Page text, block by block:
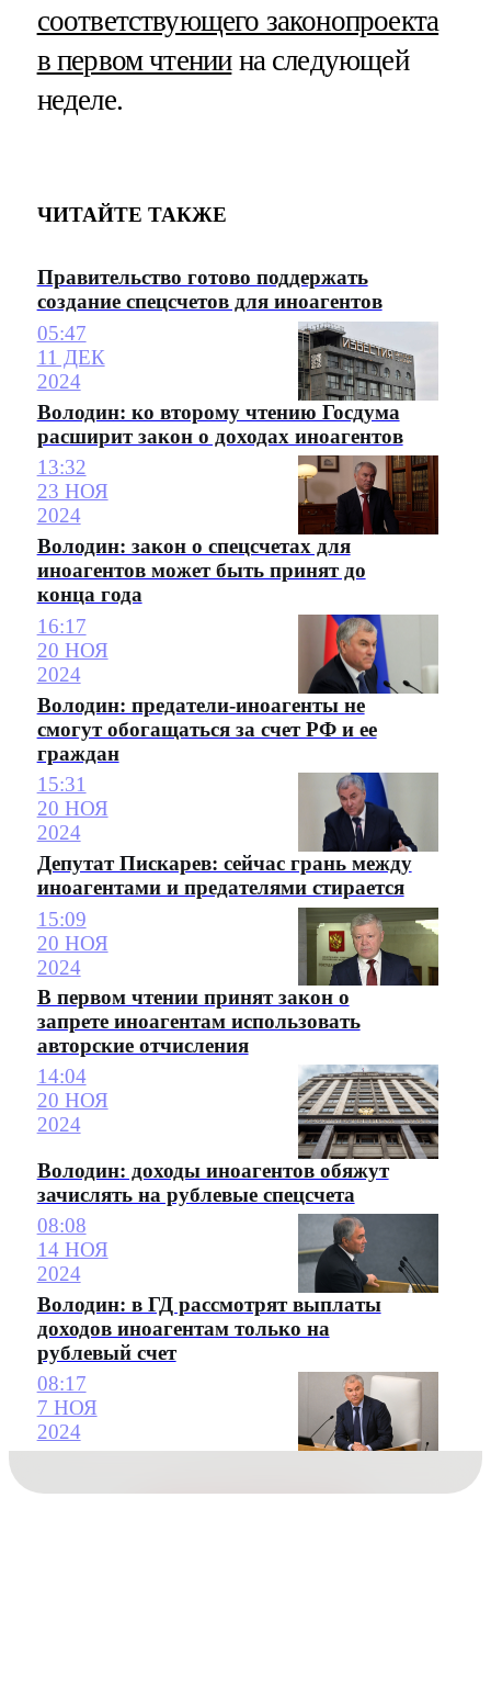
соответствующего законопроекта
в первом чтениина следующей
неделе.
ЧИТАЙТЕ ТАКЖЕ
Правительство готово поддержать
создание спецсчетов для иноагентов
05:47
11 ДЕК
2024
Володин: ко второму чтению Госдума
расширит закон о доходах иноагентов
13:32
23 НОЯ
2024
Володин: закон о спецсчетах для
иноагентов может быть принят до
конца года
16:17
20 НОЯ
2024
Володин: предатели-иноагенты не
смогут обогащаться за счет РФ и ее
граждан
15:31
20 НОЯ
2024
Депутат Пискарев: сейчас грань между
иноагентами и предателями стирается
15:09
20 НОЯ
2024
В первом чтении принят закон о
запрете иноагентам использовать
авторские отчисления
14:04
20 НОЯ
2024
Володин: доходы иноагентов обяжут
зачислять на рублевые спецсчета
08:08
14 НОЯ
2024
Володин: в ГД рассмотрят выплаты
доходов иноагентам только на
рублевый счет
08:17
7 НОЯ
2024